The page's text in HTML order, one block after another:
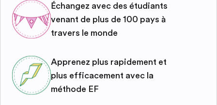
Échangez avec des étudiants
venant de plus de 100 pays à
travers le monde
Apprenez plus rapidement et
plus efficacement avec la
méthode EF